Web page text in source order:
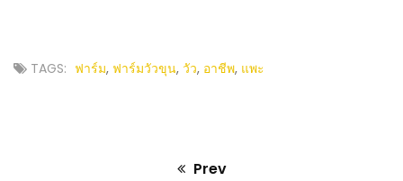
TAGS: ฟาร์ม, ฟาร์มวัวขุน, วัว, อาชีพ, แพะ
Prev